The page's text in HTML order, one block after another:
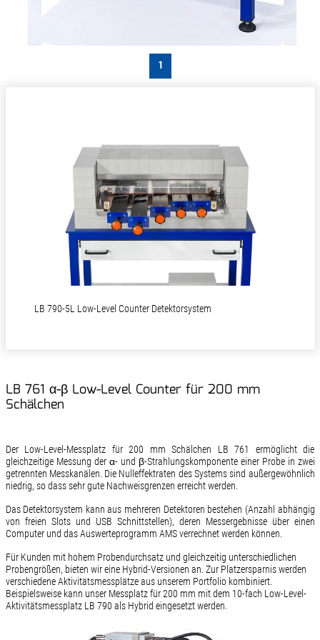
1
LB 790-5L Low-Level Counter Detektorsystem
LB 761 α-β Low-Level Counter für 200 mm
Schälchen
Der Low-Level-Messplatz für 200 mm Schälchen LB 761 ermöglicht die
gleichzeitige Messung der α- und β-Strahlungskomponente einer Probe in zwei
getrennten Messkanälen. Die Nulleffektraten des Systems sind außergewöhnlich
niedrig, so dass sehr gute Nachweisgrenzen erreicht werden.
Das Detektorsystem kann aus mehreren Detektoren bestehen (Anzahl abhängig
von freien Slots und USB Schnittstellen), deren Messergebnisse über einen
Computer und das Auswerteprogramm AMS verrechnet werden können.
Für Kunden mit hohem Probendurchsatz und gleichzeitig unterschiedlichen
Probengrößen, bieten wir eine Hybrid-Versionen an. Zur Platzersparnis werden
verschiedene Aktivitätsmessplätze aus unserem Portfolio kombiniert.
Beispielsweise kann unser Messplatz für 200 mm mit dem 10-fach Low-Level-
Aktivitätsmessplatz LB 790 als Hybrid eingesetzt werden.